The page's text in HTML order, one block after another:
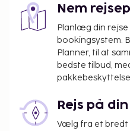
Nem
Planlæg din
bookingsystem.
Planner, til at
bedste tilbud,
Rejs på
Vælg fra et bredt